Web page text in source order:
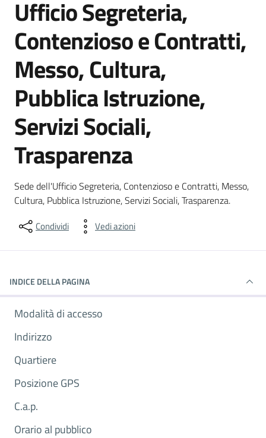
Ufficio Segreteria,
Contenzioso e Contratti,
Messo, Cultura,
Pubblica Istruzione,
Servizi Sociali,
Trasparenza
Dettagli del luogo
Sede dell'Ufficio Segreteria, Contenzioso e Contratti, Messo,
Cultura, Pubblica Istruzione, Servizi Sociali, Trasparenza.
Condividi Vedi azioni
INDICE DELLA PAGINA
Modalità di accesso
Indirizzo
Quartiere
Posizione GPS
C.a.p.
Orario al pubblico